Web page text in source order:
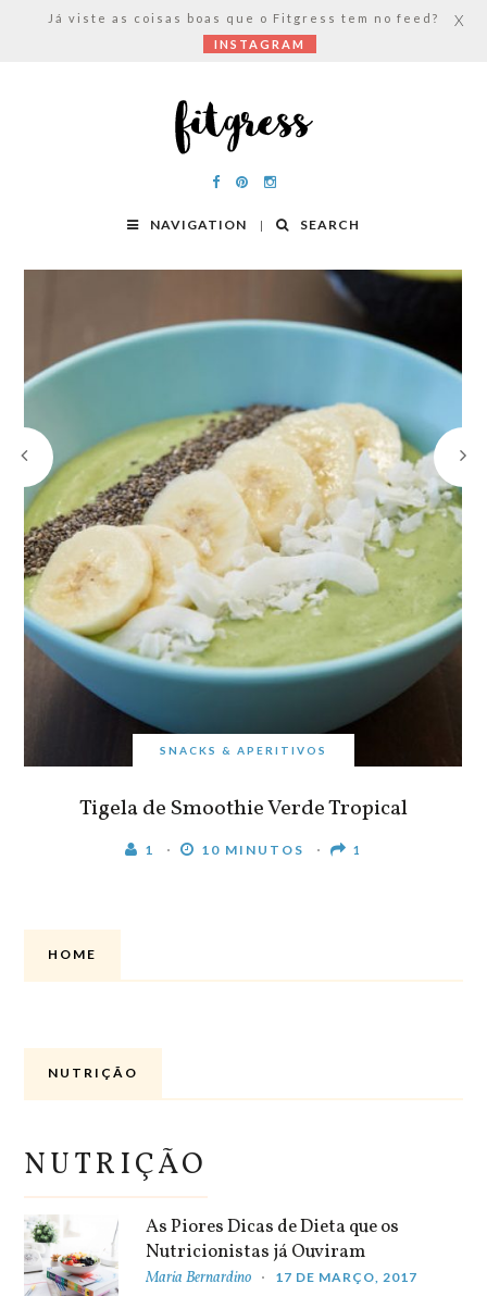
NAVIGATION SEARCH
SNACKS & APERITIVOS
Tigela de Smoothie Verde Tropical
1 10 MINUTOS 1
HOME
NUTRIÇÃO
NUTRIÇÃO
As Piores Dicas de Dieta que os
Nutricionistas já Ouviram
Maria Bernardino 17 DE MARÇO, 2017
Já viste as coisas boas que o Fitgress tem no feed?
INSTAGRAM
X